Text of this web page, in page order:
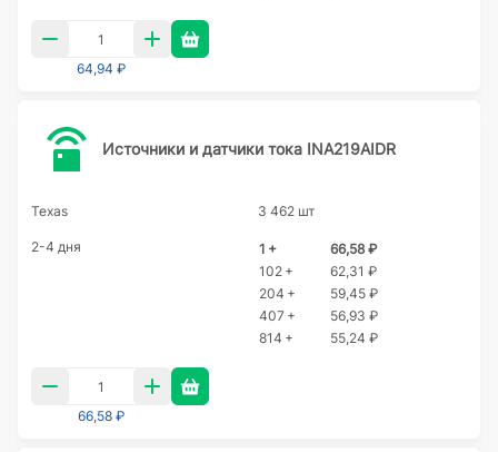
64,94 ₽
Источники и датчики тока INA219AIDR
Texas 3 462 шт
2-4 дня 1 +
66,58 ₽
102 +
62,31 ₽
204 +
59,45 ₽
407 +
56,93 ₽
814 +
55,24 ₽
66,58 ₽